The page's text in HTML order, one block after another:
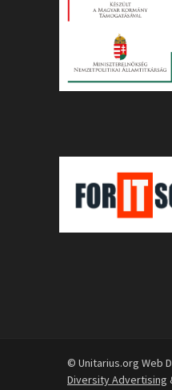
© Unitarius.org Web
Diversity Advertising